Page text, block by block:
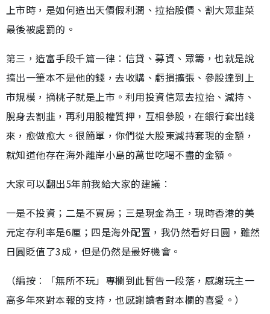
上市時，是如何造出天價假利潤、拉抬股價、割大眾韭菜
最後被處罰的。
第三，造富手段千篇一律︰信貸、募資、眾籌，也就是說
搞出一筆本不是他的錢，去收購、虧損擴張、參股達到上
市規模，摘桃子就是上市。利用投資信眾去拉抬、減持、
脫身去割韭，再利用股權質押，互相參股，在銀行套出錢
來，愈做愈大。很簡單，你們從大股東減持套現的金額，
就知道他存在海外離岸小島的萬世吃喝不盡的金額。
大家可以翻出5年前我給大家的建議︰
一是不投資；二是不買房；三是現金為王，現時香港的美
元定存利率是6厘；四是海外配置，我仍然看好日圓，雖然
日圓貶值了3成，但是仍然是最好機會。
（編按︰「無所不玩」專欄到此暫告一段落，感謝玩主一
高多年來對本報的支持，也感謝讀者對本欄的喜愛。）